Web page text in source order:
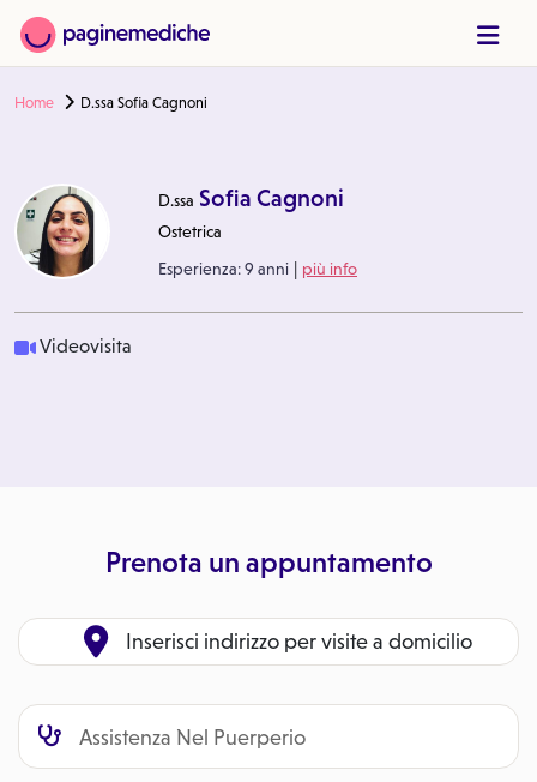
Home D.ssa Sofia Cagnoni
D.ssa Sofia Cagnoni
Ostetrica
Esperienza:9 anni | più info
Videovisita
Prenota un appuntamento
Inserisci indirizzo per visite a domicilio